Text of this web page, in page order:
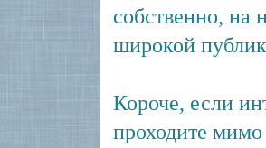
собственно, на
широкой
Короче, если
проходите